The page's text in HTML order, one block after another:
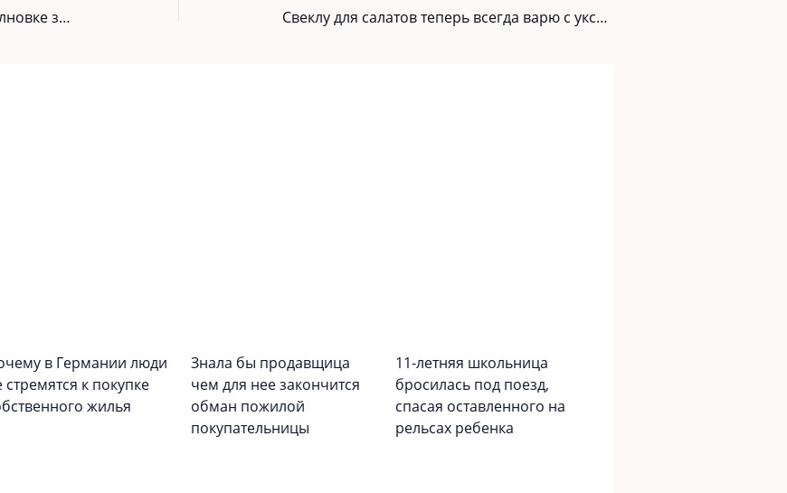
Как я готовлю скумбрию в микроволновке за 7 минут. Мой проверенный рецепт! Свеклу для салатов теперь всегда варю с уксусом. Очень зря, что об этом почти никто не знает!
в Германии люди
стремятся к покупке
жилья
Знала бы продавщица
чем для нее закончится
обман пожилой
покупательницы
11-летняя школьница
бросилась под поезд,
спасая оставленного на
рельсах ребенка